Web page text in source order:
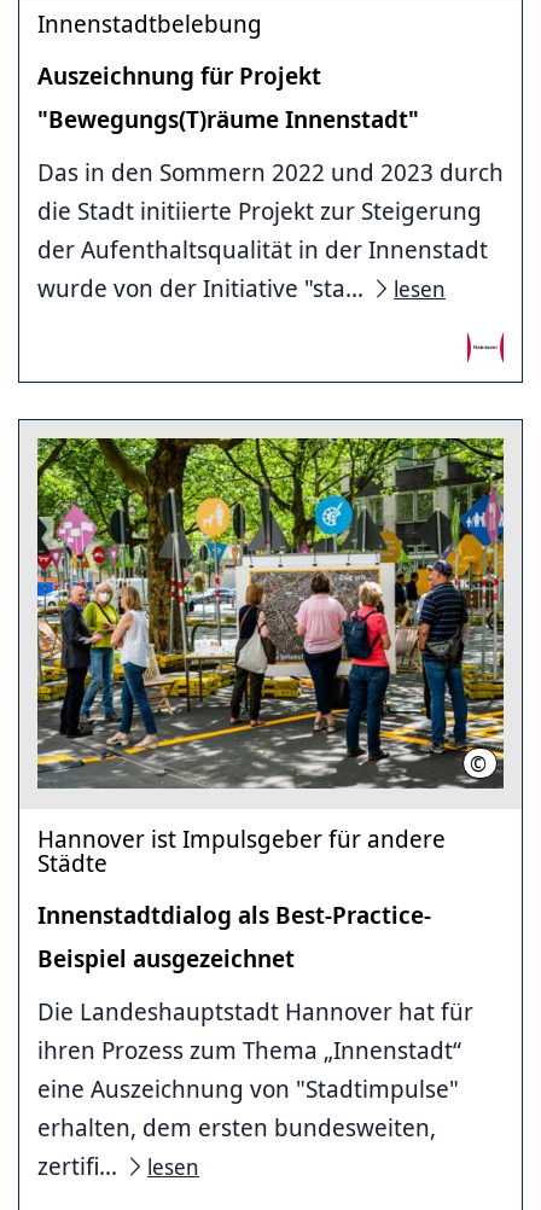
Innenstadtbelebung
Auszeichnung für Projekt
"Bewegungs(T)räume Innenstadt"
Das in den Sommern 2022 und 2023 durch
die Stadt initiierte Projekt zur Steigerung
der Aufenthaltsqualität in der Innenstadt
wurde von der Initiative "sta...
lesen
© LHH /
Hannover ist Impuls­geber für andere
Städte
Innen­stadt­dialog als Best-Practice-
Beispiel ausgezeichnet
Die Landeshauptstadt Hannover hat für
ihren Prozess zum Thema „Innenstadt“
eine Auszeichnung von "Stadtimpulse"
erhalten, dem ersten bundesweiten,
zertifi...
lesen